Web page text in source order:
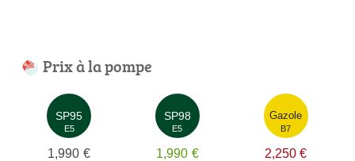
Prix à la pompe
SP95
E5
1,990 €
SP98
E5
1,990 €
Gazole
B7
2,250 €